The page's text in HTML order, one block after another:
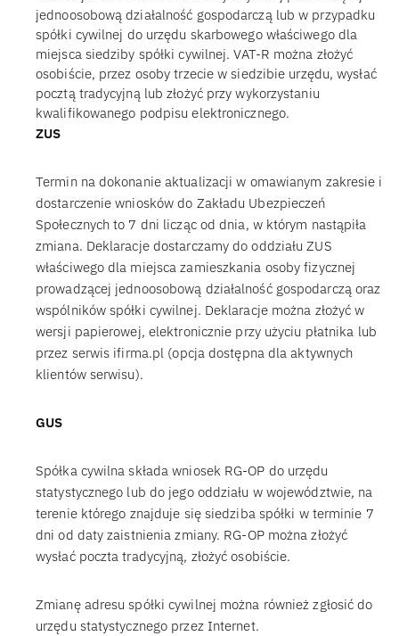
jednoosobową działalność gospodarczą lub w przypadku
spółki cywilnej do urzędu skarbowego właściwego dla
miejsca siedziby spółki cywilnej. VAT-R można złożyć
osobiście, przez osoby trzecie w siedzibie urzędu, wysłać
pocztą tradycyjną lub złożyć przy wykorzystaniu
kwalifikowanego podpisu elektronicznego.
ZUS
Termin na dokonanie aktualizacji w omawianym zakresie i
dostarczenie wniosków do Zakładu Ubezpieczeń
Społecznych to 7 dni licząc od dnia, w którym nastąpiła
zmiana. Deklaracje dostarczamy do oddziału ZUS
właściwego dla miejsca zamieszkania osoby fizycznej
prowadzącej jednoosobową działalność gospodarczą oraz
wspólników spółki cywilnej. Deklaracje można złożyć w
wersji papierowej, elektronicznie przy użyciu płatnika lub
przez serwis ifirma.pl (opcja dostępna dla aktywnych
klientów serwisu).
GUS
Spółka cywilna składa wniosek RG-OP do urzędu
statystycznego lub do jego oddziału w województwie, na
terenie którego znajduje się siedziba spółki w terminie 7
dni od daty zaistnienia zmiany. RG-OP można złożyć
wysłać poczta tradycyjną, złożyć osobiście.
Zmianę adresu spółki cywilnej można również zgłosić do
urzędu statystycznego przez Internet.